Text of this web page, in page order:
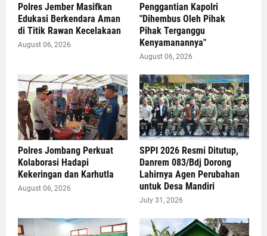
Polres Jember Masifkan
Edukasi Berkendara Aman
di Titik Rawan Kecelakaan
August 06, 2026
Penggantian Kapolri
"Dihembus Oleh Pihak
Pihak Terganggu
Kenyamanannya"
August 06, 2026
Polres Jombang Perkuat
Kolaborasi Hadapi
Kekeringan dan Karhutla
August 06, 2026
SPPI 2026 Resmi Ditutup,
Danrem 083/Bdj Dorong
Lahirnya Agen Perubahan
untuk Desa Mandiri
July 31, 2026